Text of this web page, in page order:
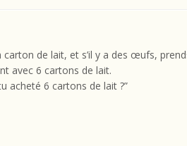
de lait, et s’il y a des œufs,
avec 6 cartons de lait.
acheté 6 cartons de lait ?”